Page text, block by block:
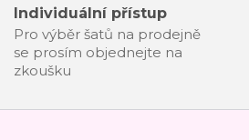
Individuální přístup
Pro výběr šatů na prodejně
se prosím objednejte na
zkoušku